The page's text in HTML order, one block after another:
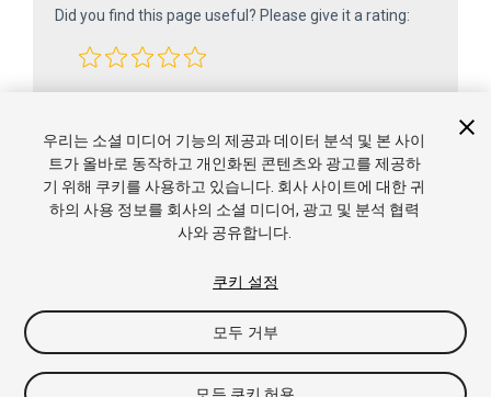
Did you find this page useful? Please give it a rating:
Copyright ©2005-2025 Unity Technologies. All rights reserved. Built
from 6000.0.65f1 (f34bf41fecc5). Built on: 2025-12-15.
법적 고지 사항
우리는 소셜 미디어 기능의 제공과 데이터 분석 및 본 사이
트가 올바로 동작하고 개인화된 콘텐츠와 광고를 제공하
기 위해 쿠키를 사용하고 있습니다. 회사 사이트에 대한 귀
하의 사용 정보를 회사의 소셜 미디어, 광고 및 분석 협력
사와 공유합니다.
쿠키 설정
모두 거부